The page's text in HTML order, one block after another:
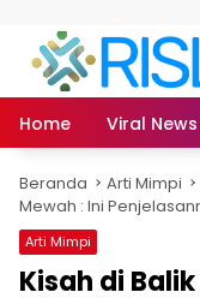
Home Viral News
Beranda Arti Mimpi
Mewah : Ini
Arti Mimpi
Kisah di